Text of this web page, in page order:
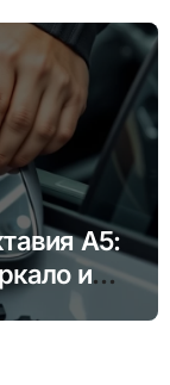
А5:
и
своими